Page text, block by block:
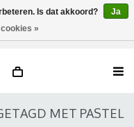
MET PASTEL
Is dat akkoord?
Ja
»